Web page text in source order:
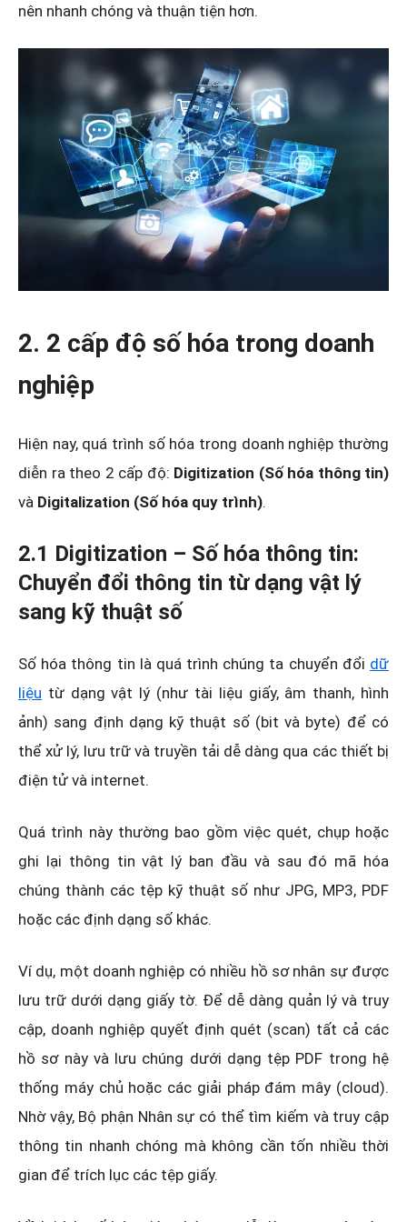
nên nhanh chóng và thuận tiện hơn.
2. 2 cấp độ số hóa trong doanh
nghiệp
Hiện nay, quá trình số hóa trong doanh nghiệp thường
diễn ra theo 2 cấp độ: Digitization (Số hóa thông tin)
và Digitalization (Số hóa quy trình).
2.1 Digitization – Số hóa thông tin:
Chuyển đổi thông tin từ dạng vật lý
sang kỹ thuật số
Số hóa thông tin là quá trình chúng ta chuyển đổi dữ
liệu từ dạng vật lý (như tài liệu giấy, âm thanh, hình
ảnh) sang định dạng kỹ thuật số (bit và byte) để có
thể xử lý, lưu trữ và truyền tải dễ dàng qua các thiết bị
điện tử và internet.
Quá trình này thường bao gồm việc quét, chụp hoặc
ghi lại thông tin vật lý ban đầu và sau đó mã hóa
chúng thành các tệp kỹ thuật số như JPG, MP3, PDF
hoặc các định dạng số khác.
Ví dụ, một doanh nghiệp có nhiều hồ sơ nhân sự được
lưu trữ dưới dạng giấy tờ. Để dễ dàng quản lý và truy
cập, doanh nghiệp quyết định quét (scan) tất cả các
hồ sơ này và lưu chúng dưới dạng tệp PDF trong hệ
thống máy chủ hoặc các giải pháp đám mây (cloud).
Nhờ vậy, Bộ phận Nhân sự có thể tìm kiếm và truy cập
thông tin nhanh chóng mà không cần tốn nhiều thời
gian để trích lục các tệp giấy.